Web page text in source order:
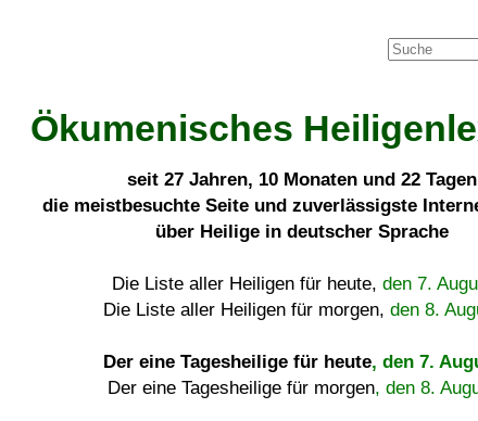
Ökumenisches
seit 27 Jahren, 10 Monaten und 22 Tagen
die meistbesuchte Seite und zuverlässigste
über Heilige in deutscher Sprache
Die Liste aller Heiligen für heute, den 7.
Die Liste aller Heiligen für morgen, den 8.
Der eine Tagesheilige für heute, den 7.
Der eine Tagesheilige für morgen, den 8.